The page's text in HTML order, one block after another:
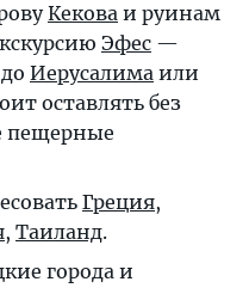
Кекова и руинам
Эфес —
Иерусалима или
оставлять без
пещерные
Греция,
, Таиланд.
города и